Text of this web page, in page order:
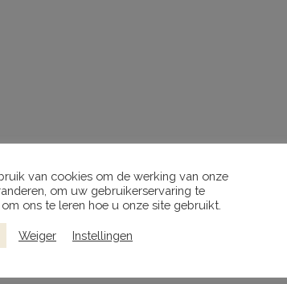
van cookies om de werking van onze
om uw gebruikerservaring te
ons te leren hoe u onze site gebruikt.
Weiger Instellingen